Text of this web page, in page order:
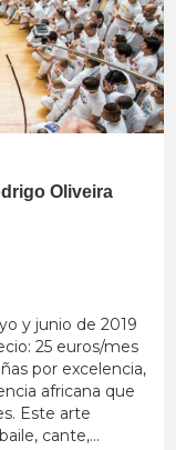
Oliveira
y junio de 2019
25 euros/mes
por excelencia,
africana que
Este arte
cante,...